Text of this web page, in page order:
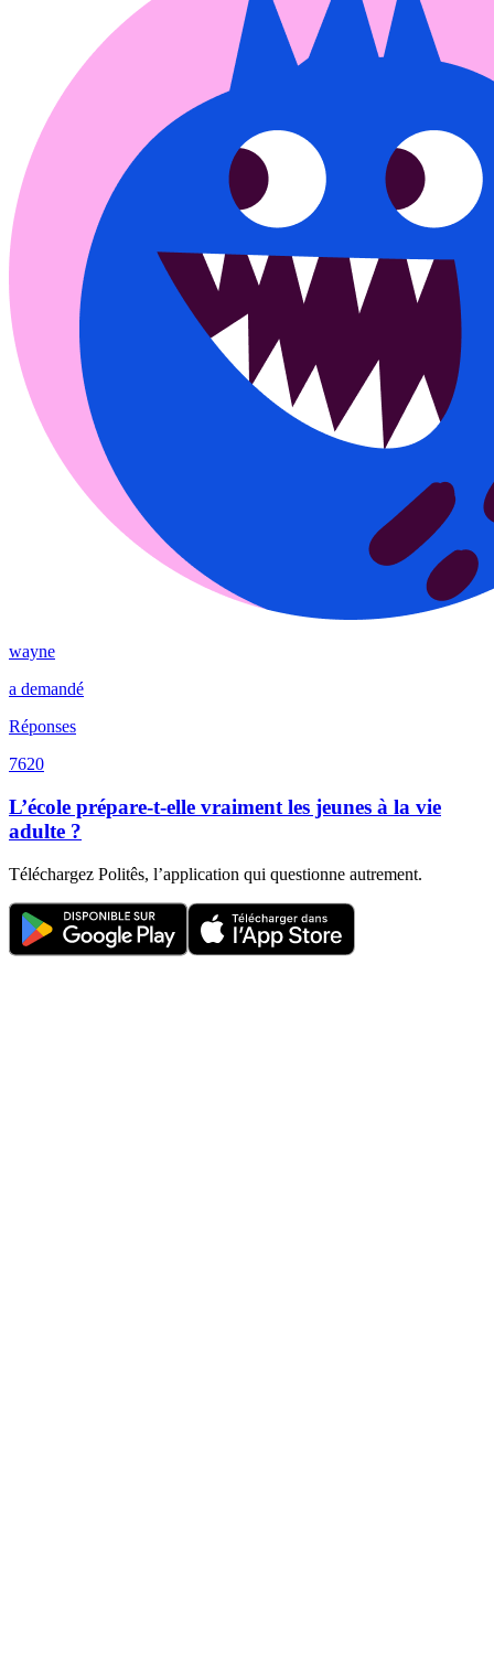
wayne
a demandé
Réponses
7620
L’école prépare-t-elle vraiment les jeunes à la vie
adulte ?
Téléchargez Politês, l’application qui questionne autrement.